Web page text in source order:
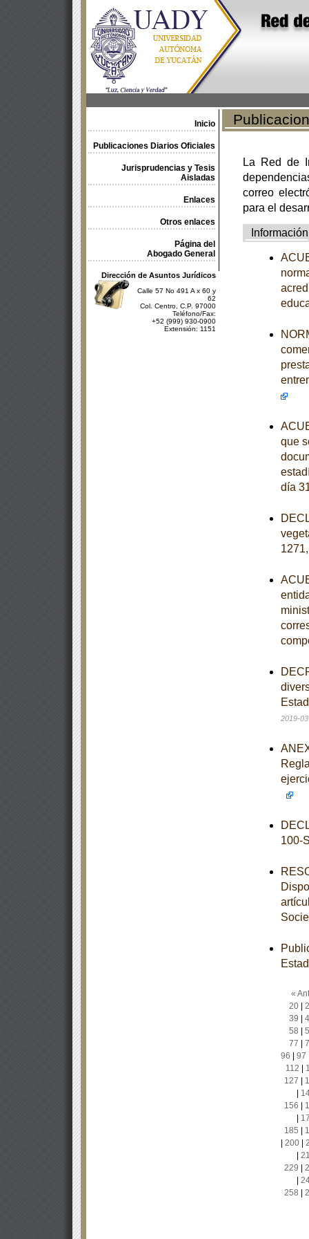
Inicio
Publicaciones Diarios Oficiales
Jurisprudencias y Tesis
Aisladas
Enlaces
Otros enlaces
Página del
Abogado General
Dirección de Asuntos Jurídicos
Calle 57 No 491 A x 60 y
62
Col. Centro, C.P. 97000
Teléfono/Fax:
+52 (999) 930-0900
Extensión: 1151
La Red de
correo
para el
Información
que
día
2019-
100-
«
20|
39
58
77
96
97
112
127
156
185
200|
229
258